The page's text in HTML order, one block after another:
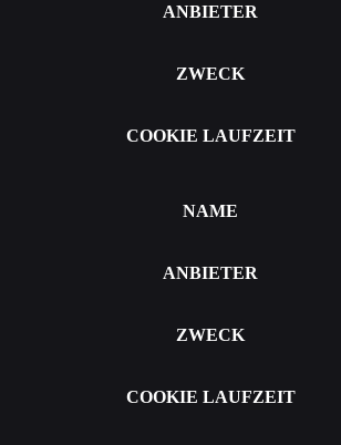
ANBIETER
ZWECK
COOKIE LAUFZEIT
NAME
ANBIETER
ZWECK
COOKIE LAUFZEIT